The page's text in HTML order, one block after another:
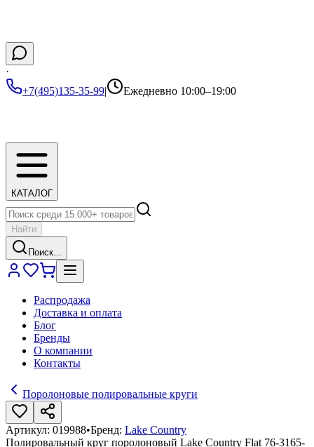
·
+7(495)135-35-99| Ежедневно 10:00–19:00
КАТАЛОГ
Найти
Поиск...
Распродажа
Доставка и оплата
Блог
Бренды
О компании
Контакты
Поролоновые полировальные круги
Артикул: 019988•Бренд: Lake Country
Полировальный круг поролоновый Lake Country Flat 76-3165-